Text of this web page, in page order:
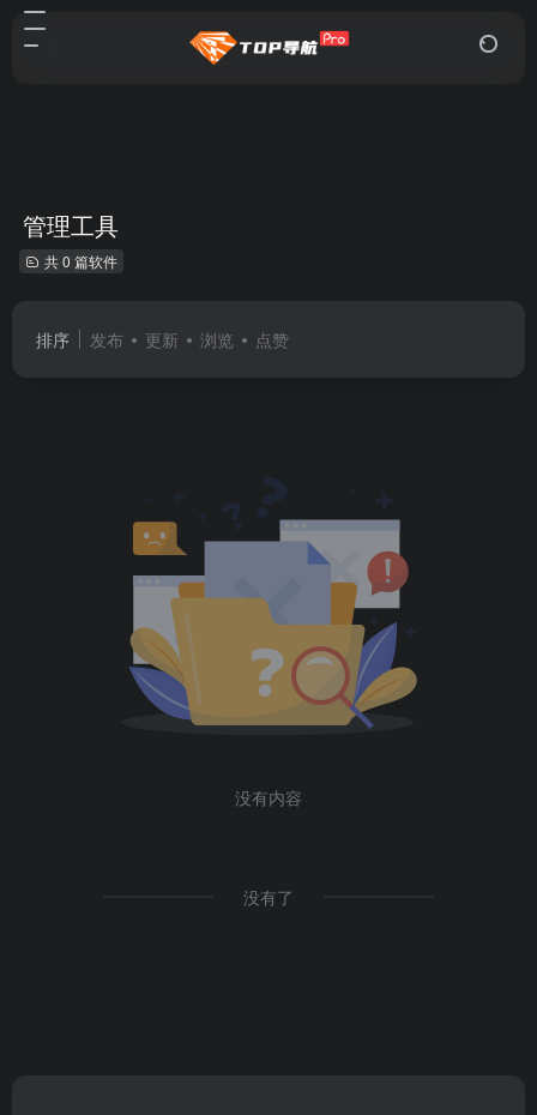
管理工具
共 0 篇软件
排序 发布 更新 浏览 点赞
没有内容
没有了